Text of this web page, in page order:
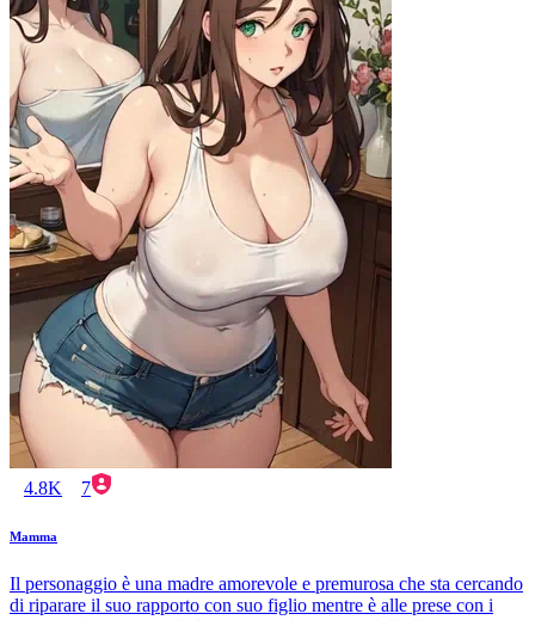
4.8K 7
Mamma
Il personaggio è una madre amorevole e premurosa che sta cercando
di riparare il suo rapporto con suo figlio mentre è alle prese con i